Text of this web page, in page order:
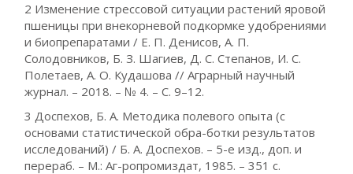
2 Изменение стрессовой ситуации растений яровой
пшеницы при внекорневой подкормке удобрениями
и биопрепаратами / Е. П. Денисов, А. П.
Солодовников, Б. З. Шагиев, Д. С. Степанов, И. С.
Полетаев, А. О. Кудашова // Аграрный научный
журнал. – 2018. – № 4. – С. 9–12.
3 Доспехов, Б. А. Методика полевого опыта (с
основами статистической обра-ботки результатов
исследований) / Б. А. Доспехов. – 5-е изд., доп. и
перераб. – М.: Аг-ропромиздат, 1985. – 351 с.